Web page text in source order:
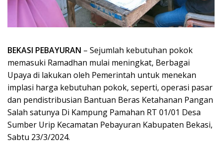
BEKASI PEBAYURAN – Sejumlah kebutuhan pokok
memasuki Ramadhan mulai meningkat, Berbagai
Upaya di lakukan oleh Pemerintah untuk menekan
implasi harga kebutuhan pokok, seperti, operasi pasar
dan pendistribusian Bantuan Beras Ketahanan Pangan
Salah satunya Di Kampung Pamahan RT 01/01 Desa
Sumber Urip Kecamatan Pebayuran Kabupaten Bekasi,
Sabtu 23/3/2024.